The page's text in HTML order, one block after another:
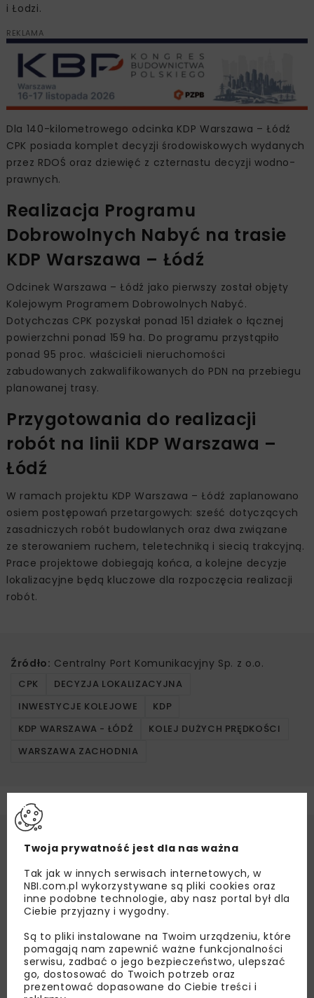
i Łodzi.
REKLAMA
Dla 140-kilometrowego odcinka KDP Warszawa – Łódź
CPK posiada komplet decyzji środowiskowych wydanych
przez RDOŚ oraz dziewięć z czternastu decyzji wodno-
prawnych.
Realizacja Programu
Dobrowolnych Nabyć na trasie
KDP Warszawa – Łódź
Odcinek Warszawa – Łódź jako pierwszy został objęty
Kolejowym Programem Dobrowolnych Nabyć.
Dotychczas CPK pozyskał ponad 151 działek o łącznej
powierzchni ponad 159 ha. Do programu przystąpiło
ponad 95 proc. właścicieli nieruchomości
zabudowanych zakwalifikowanych do PDN na przebiegu
planowanej trasy.
Przygotowania do realizacji
robót na linii KDP Warszawa –
Łódź
W ramach projektu KDP Warszawa – Łódź zaplanowano
osiem postępowań przetargowych: sześć dotyczących
zasadniczych robót budowlanych oraz dwa związane
ze sterowaniem ruchem, teletechniką i siecią trakcyjną.
Prace projektowe dobiegają końca, a kolejne decyzje
lokalizacyjne będą kluczowe dla rozpoczęcia realizacji
robót.
Źródło: Centralny Port Komunikacyjny Sp. z o.o.
CPK
DECYZJA LOKALIZACYJNA
INWESTYCJE KOLEJOWE
KDP
KDP WARSZAWA - ŁÓDŹ
KOLEJ DUŻYCH PRĘDKOŚCI
WARSZAWA ZACHODNIA
Twoja prywatność jest dla nas ważna
Tak jak w innych serwisach internetowych, w
NBI.com.pl wykorzystywane są pliki cookies oraz
inne podobne technologie, aby nasz portal był dla
Ciebie przyjazny i wygodny.
Są to pliki instalowane na Twoim urządzeniu, które
pomagają nam zapewnić ważne funkcjonalności
serwisu, zadbać o jego bezpieczeństwo, ulepszać
go, dostosować do Twoich potrzeb oraz
prezentować dopasowane do Ciebie treści i